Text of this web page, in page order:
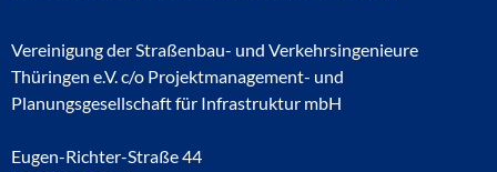
Vereinigung der Straßenbau- und Verkehrsingenieure
Thüringen e.V. c/o Projektmanagement- und
Planungsgesellschaft für Infrastruktur mbH
Eugen-Richter-Straße 44